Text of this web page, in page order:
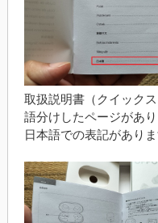
取扱説明書（クイック
語分けしたページがあ
日本語での表記がありま